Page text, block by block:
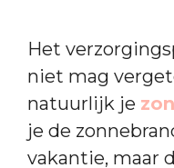
Het
niet mag
natuurlijk je
je de
vakantie, maar